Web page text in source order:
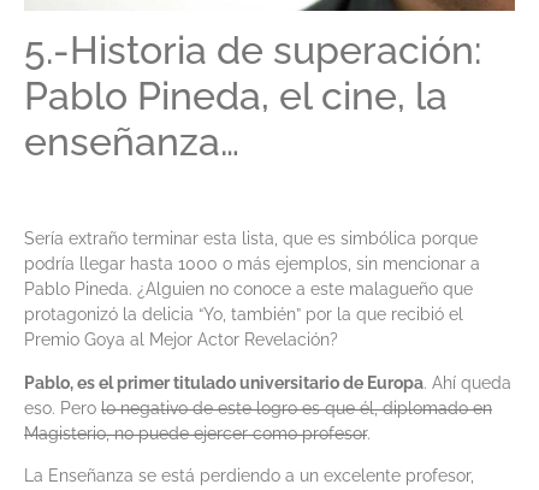
5.-Historia de superación:
Pablo Pineda, el cine, la
enseñanza…
Sería extraño terminar esta lista, que es simbólica porque
podría llegar hasta 1000 o más ejemplos, sin mencionar a
Pablo Pineda. ¿Alguien no conoce a este malagueño que
protagonizó la delicia “Yo, también” por la que recibió el
Premio Goya al Mejor Actor Revelación?
Pablo, es el primer titulado universitario de Europa. Ahí queda
eso. Pero lo negativo de este logro es que él, diplomado en
Magisterio, no puede ejercer como profesor.
La Enseñanza se está perdiendo a un excelente profesor,